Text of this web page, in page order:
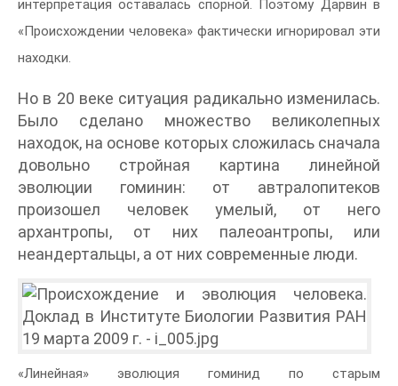
интерпретация оставалась спорной. Поэтому Дарвин в
«Происхождении человека» фактически игнорировал эти
находки.
Но в 20 веке ситуация радикально изменилась.
Было сделано множество великолепных
находок, на основе которых сложилась сначала
довольно стройная картина линейной
эволюции гоминин: от автралопитеков
произошел человек умелый, от него
архантропы, от них палеоантропы, или
неандертальцы, а от них современные люди.
«Линейная» эволюция гоминид по старым